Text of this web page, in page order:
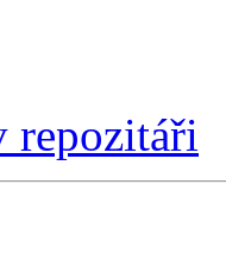
repozitáři